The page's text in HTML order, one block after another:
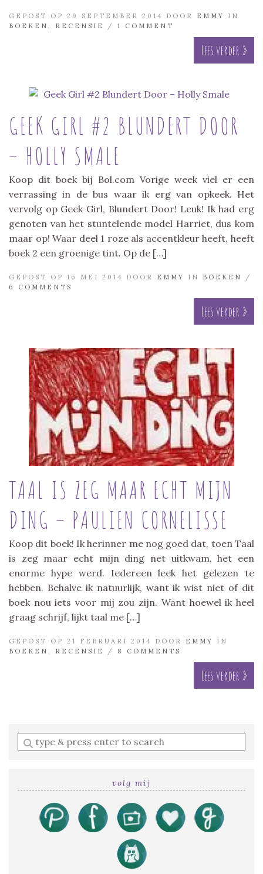
GEPOST OP 29 SEPTEMBER 2014 DOOR EMMY
IN
BOEKEN
RECENSIE / 1 COMMENT
Lees verder »
GEEK GIRL #2 BLUNDERT DOOR
– HOLLY SMALE
Koop dit boek bij Bol.com Vorige week viel er een
verrassing in de bus waar ik erg van opkeek. Het
vervolg op Geek Girl, Blundert Door! Leuk! Ik had erg
genoten van het stuntelende model Harriet, dus kom
maar op! Waar deel 1 roze als accentkleur heeft, heeft
boek 2 een groenige tint. Op de […]
GEPOST OP 16 MEI 2014 DOOR EMMY IN BOEKEN
/
6 COMMENTS
Lees verder »
TAAL IS ZEG MAAR ECHT MIJN
DING – PAULIEN CORNELISSE
Koop dit boek! Ik herinner me nog goed dat, toen Taal
is zeg maar echt mijn ding net uitkwam, het een
enorme hype werd. Iedereen leek het gelezen te
hebben. Behalve ik natuurlijk, want ik wist niet of dit
boek nou iets voor mij zou zijn. Want hoewel ik heel
graag schrijf, lijkt taal me […]
GEPOST OP 21 FEBRUARI 2014 DOOR EMMY
IN
BOEKEN
RECENSIE / 8 COMMENTS
Lees verder »
Enter
a
volg mij